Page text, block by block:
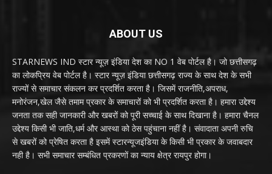
ABOUT US
STARNEWS IND स्टार न्यूज़ इंडिया देश का NO 1 वेब पोर्टल है। जो छत्तीसगढ़
का लोकप्रिय वेब पोर्टल है। स्टार न्यूज़ इंडिया छत्तीसगढ़ राज्य के साथ देश के सभी
राज्यों से समाचार संकलन कर प्रदर्शित करता है। जिसमें राजनीति,अपराध,
मनोरंजन,खेल जैसे तमाम प्रकार के समाचारों को भी प्रदर्शित करता है। हमारा उद्देश्य
जनता तक सही जानकारी और खबरों को पूरी सच्चाई के साथ दिखाना है। हमारा चैनल
उद्देश्य किसी भी जाति,धर्म और आस्था को ठेस पहुंचाना नहीं है। संवादाता अपनी रुचि
से खबरों को प्रेषित करता है इसमें स्टारन्यूजइंडिया के किसी भी प्रकार के जवाबदार
नही है। सभी समाचार सम्बंधित प्रकरणों का न्याय क्षेत्र रायपुर होगा।